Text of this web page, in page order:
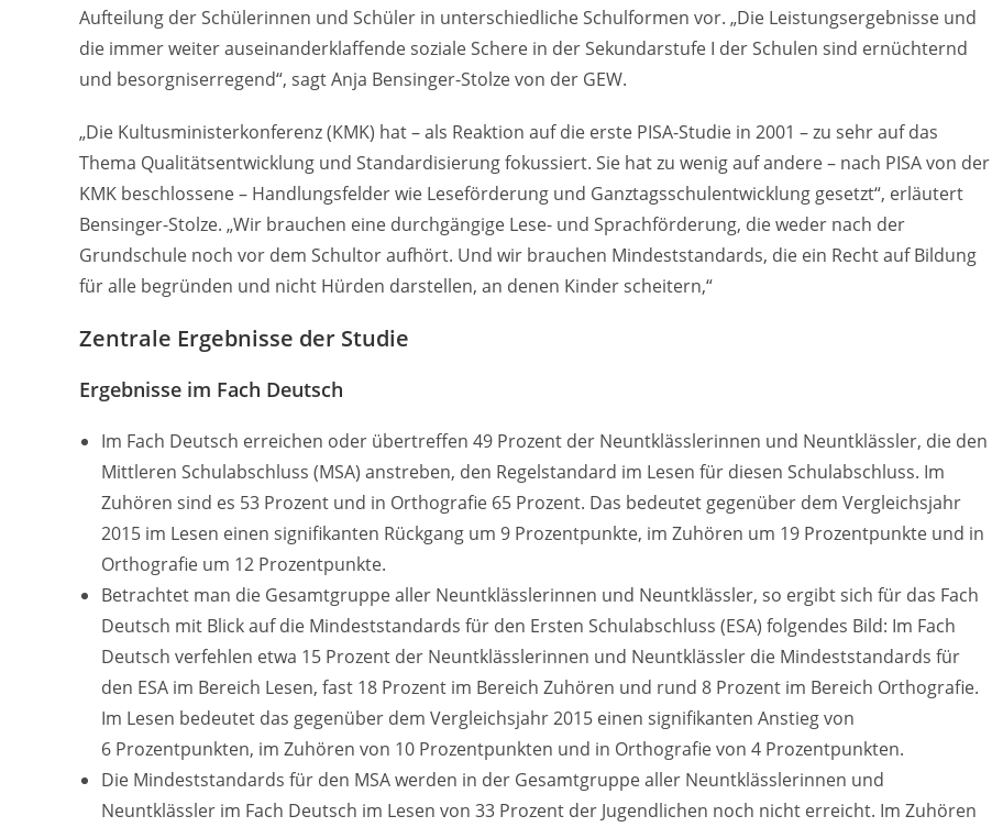
Aufteilung der Schülerinnen und Schüler in unterschiedliche Schulformen vor. „Die Leistungsergebnisse und
die immer weiter auseinanderklaffende soziale Schere in der Sekundarstufe I der Schulen sind ernüchternd
und besorgniserregend“, sagt Anja Bensinger-Stolze von der GEW.
„Die Kultusministerkonferenz (KMK) hat – als Reaktion auf die erste PISA-Studie in 2001 – zu sehr auf das
Thema Qualitätsentwicklung und Standardisierung fokussiert. Sie hat zu wenig auf andere – nach PISA von der
KMK beschlossene – Handlungsfelder wie Leseförderung und Ganztagsschulentwicklung gesetzt“, erläutert
Bensinger-Stolze. „Wir brauchen eine durchgängige Lese- und Sprachförderung, die weder nach der
Grundschule noch vor dem Schultor aufhört. Und wir brauchen Mindeststandards, die ein Recht auf Bildung
für alle begründen und nicht Hürden darstellen, an denen Kinder scheitern,“
Zentrale Ergebnisse der Studie
Ergebnisse im Fach Deutsch
Im Fach Deutsch erreichen oder übertreffen 49 Prozent der Neuntklässlerinnen und Neuntklässler, die den
Mittleren Schulabschluss (MSA) anstreben, den Regelstandard im Lesen für diesen Schulabschluss. Im
Zuhören sind es 53 Prozent und in Orthografie 65 Prozent. Das bedeutet gegenüber dem Vergleichsjahr
2015 im Lesen einen signifikanten Rückgang um 9 Prozentpunkte, im Zuhören um 19 Prozentpunkte und in
Orthografie um 12 Prozentpunkte.
Betrachtet man die Gesamtgruppe aller Neuntklässlerinnen und Neuntklässler, so ergibt sich für das Fach
Deutsch mit Blick auf die Mindeststandards für den Ersten Schulabschluss (ESA) folgendes Bild: Im Fach
Deutsch verfehlen etwa 15 Prozent der Neuntklässlerinnen und Neuntklässler die Mindeststandards für
den ESA im Bereich Lesen, fast 18 Prozent im Bereich Zuhören und rund 8 Prozent im Bereich Orthografie.
Im Lesen bedeutet das gegenüber dem Vergleichsjahr 2015 einen signifikanten Anstieg von
6 Prozentpunkten, im Zuhören von 10 Prozentpunkten und in Orthografie von 4 Prozentpunkten.
Die Mindeststandards für den MSA werden in der Gesamtgruppe aller Neuntklässlerinnen und
Neuntklässler im Fach Deutsch im Lesen von 33 Prozent der Jugendlichen noch nicht erreicht. Im Zuhören